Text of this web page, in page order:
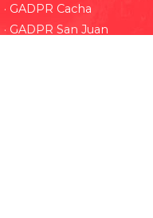
· GADPR Cacha
· GADPR San Juan